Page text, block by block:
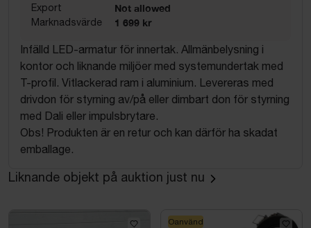
Export Not allowed
Marknadsvärde 1 699 kr
Infälld LED-armatur för innertak. Allmänbelysning i
kontor och liknande miljöer med systemundertak med
T-profil. Vitlackerad ram i aluminium. Levereras med
drivdon för styrning av/på eller dimbart don för styrning
med Dali eller impulsbrytare.
Obs! Produkten är en retur och kan därför ha skadat
emballage.
Liknande objekt på auktion just nu
Oanvänd